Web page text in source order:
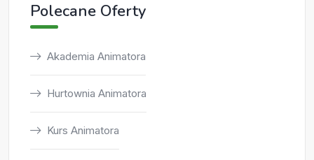
Polecane Oferty
Akademia Animatora
Hurtownia Animatora
Kurs Animatora